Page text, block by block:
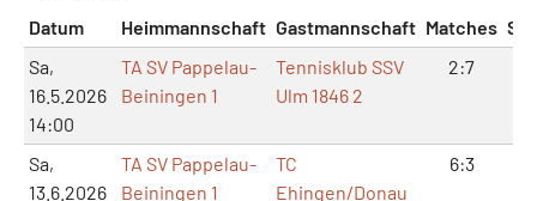
Datum Heimmannschaft Gastmannschaft Matches
Sa,
16.5.2026
14:00
TA SV Pappelau-
Beiningen 1
Tennisklub SSV
Ulm 1846 2
2:7
Sa,
13.6.2026
TA SV Pappelau-
Beiningen 1
TC
Ehingen/Donau
6:3